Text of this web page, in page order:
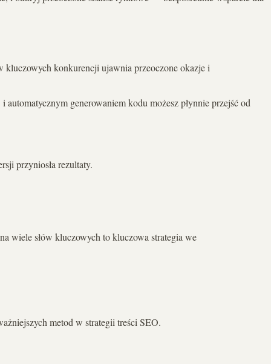
kluczowych konkurencji ujawnia przeoczone okazje i
generowaniem kodu możesz płynnie przejść od
przyniosła rezultaty.
wiele słów kluczowych to kluczowa strategia we
metod w strategii treści SEO.